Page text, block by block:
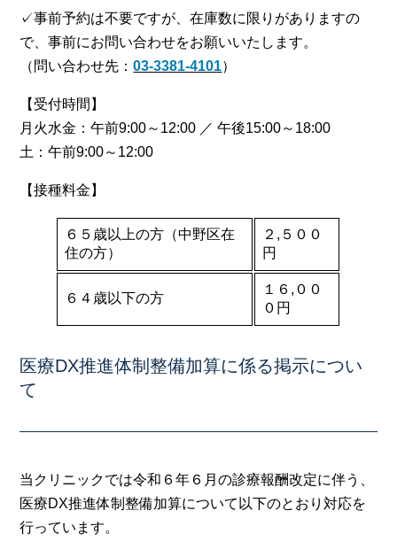
✓事前予約は不要ですが、在庫数に限りがありますの
で、事前にお問い合わせをお願いいたします。
（問い合わせ先：03-3381-4101）
【受付時間】
月火水金：午前9:00～12:00 ／ 午後15:00～18:00
土：午前9:00～12:00
【接種料金】
６５歳以上の方（中野区在
住の方）
２,５００
円
６４歳以下の方
１６,００
０円
医療DX推進体制整備加算に係る掲示につい
て
当クリニックでは令和６年６月の診療報酬改定に伴う、
医療DX推進体制整備加算について以下のとおり対応を
行っています。